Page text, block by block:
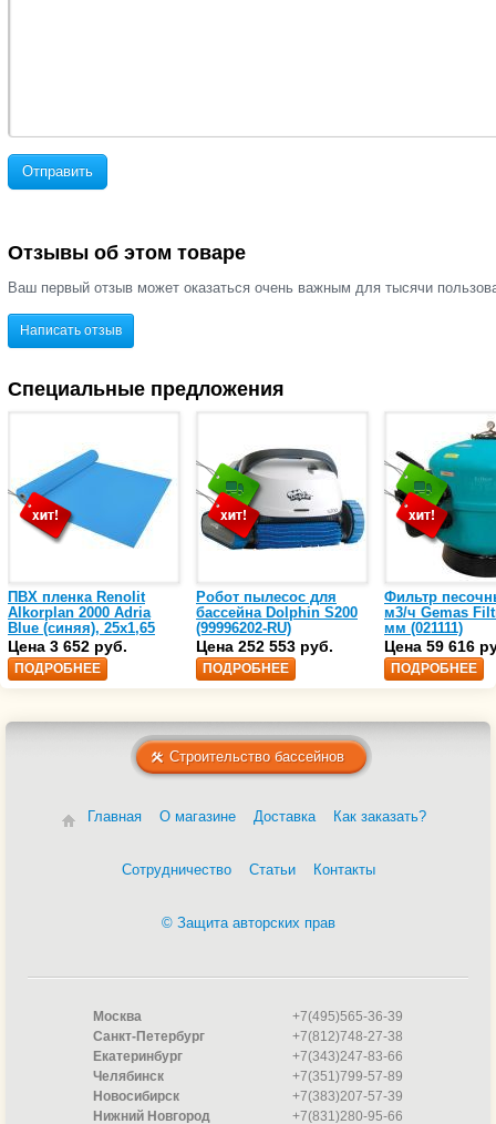
Отправить
Отзывы об этом товаре
Ваш первый отзыв может оказаться очень важным для тысячи
Написать отзыв
Специальные предложения
ПВХ пленка Renolit
Alkorplan 2000 Adria
Blue (синяя), 25х1,65
(35216203)
Цена 3 652 руб.
ПОДРОБНЕЕ
Робот пылесос для
бассейна Dolphin S200
(99996202-RU)
Цена 252 553 руб.
ПОДРОБНЕЕ
Фильтр
м3/ч Gemas
мм (021111)
Цена 59 616
ПОДРОБНЕЕ
Строительство бассейнов
Главная О магазине Доставка Как заказать?
Сотрудничество Статьи Контакты
© Защита авторских прав
Москва
+7(495)565-36-39
Санкт-Петербург
+7(812)748-27-38
Екатеринбург
+7(343)247-83-66
Челябинск
+7(351)799-57-89
Новосибирск
+7(383)207-57-39
Нижний Новгород
+7(831)280-95-66